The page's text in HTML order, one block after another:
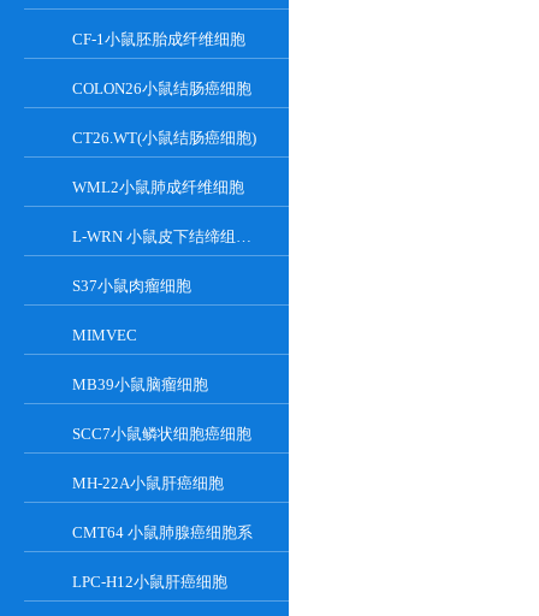
CF-1小鼠胚胎成纤维细胞
COLON26小鼠结肠癌细胞
CT26.WT(小鼠结肠癌细胞)
WML2小鼠肺成纤维细胞
L-WRN 小鼠皮下结缔组织细胞系
S37小鼠肉瘤细胞
MIMVEC
MB39小鼠脑瘤细胞
SCC7小鼠鳞状细胞癌细胞
MH-22A小鼠肝癌细胞
CMT64 小鼠肺腺癌细胞系
LPC-H12小鼠肝癌细胞